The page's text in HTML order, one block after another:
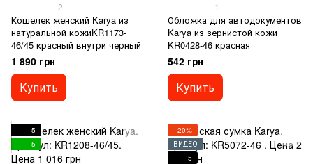
2
Кошелек женский Karya из
натуральной кожиKR1173-
46/45 красный внутри черный
1 890 грн
Купить
1
Обложка для автодокументов
Karya из зернистой кожи
KR0428-46 красная
542 грн
Купить
5
5
−20%
ВИДЕО
5